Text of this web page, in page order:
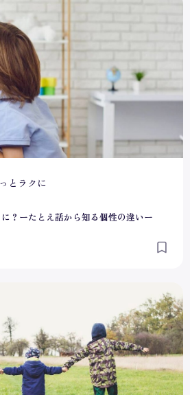
とラクに
？ーたとえ話から知る個性の違いー
んだろう？個性學で分かる本当の個